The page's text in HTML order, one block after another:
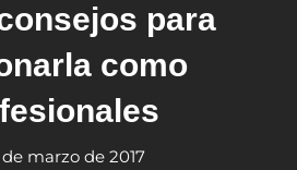
para
como
marzo de 2017